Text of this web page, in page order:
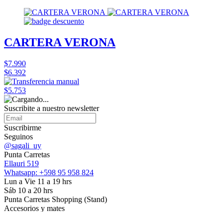
CARTERA VERONA
$7.990
$6.392
$5.753
Suscribite a nuestro newsletter
Suscribirme
Seguinos
@sagali_uy
Punta Carretas
Ellauri 519
Whatsapp: +598 95 958 824
Lun a Vie 11 a 19 hrs
Sáb 10 a 20 hrs
Punta Carretas Shopping (Stand)
Accesorios y mates